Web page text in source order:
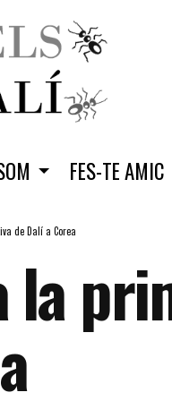
FES-TE AMIC
de Dalí a Corea
la